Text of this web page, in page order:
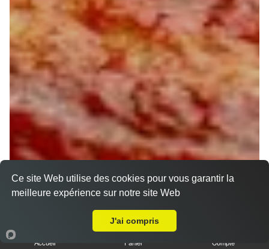
Accueil Panier Compte
Ce site Web utilise des cookies pour vous garantir la
meilleure expérience sur notre site Web
J'ai compris